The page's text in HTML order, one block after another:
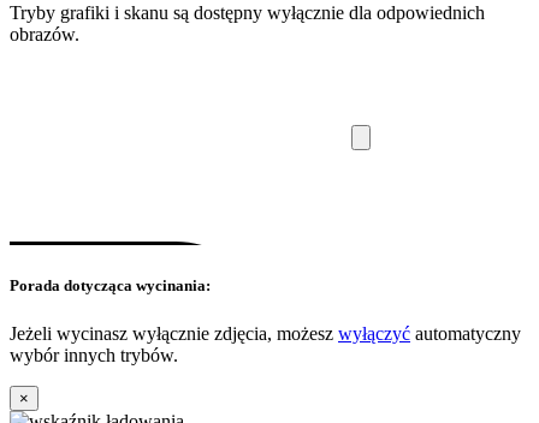
Tryby grafiki i skanu są dostępny wyłącznie dla odpowiednich
obrazów.
Porada dotycząca wycinania:
Jeżeli wycinasz wyłącznie zdjęcia, możesz wyłączyć automatyczny
wybór innych trybów.
×